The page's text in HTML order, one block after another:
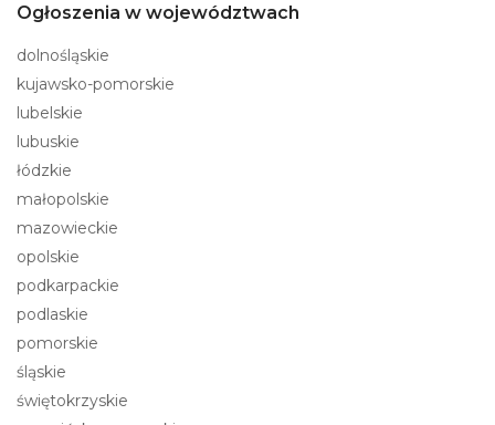
Ogłoszenia w województwach
dolnośląskie
kujawsko-pomorskie
lubelskie
lubuskie
łódzkie
małopolskie
mazowieckie
opolskie
podkarpackie
podlaskie
pomorskie
śląskie
świętokrzyskie